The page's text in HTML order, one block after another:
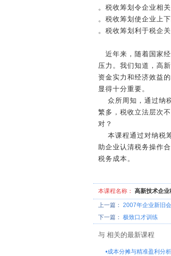
。税收筹划令企业相
。税收筹划使企业上
。税收筹划利于税企
近年来，随着国家经
压力。我们知道，高
资金实力和经济效益
显得十分重要。
众所周知，通过纳
繁多，税收立法层次
对？
本课程通过对纳税
助企业认清税务操作
税务成本。
本课程名称： 高新技术企业
上一篇： 2007年企业新旧
下一篇： 极致口才训练
与 相关的最新课程
•成本分摊与精准盈利分